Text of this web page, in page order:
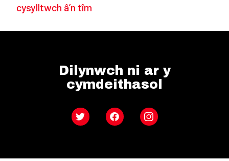
cysylltwch â’n tîm
Dilynwch ni ar y
cymdeithasol
Twitter FacebookInstagram